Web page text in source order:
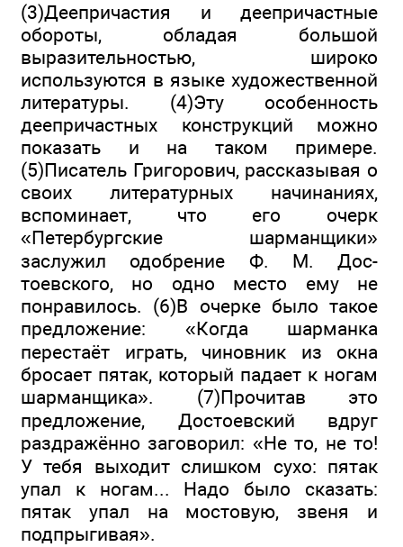
(3)Деепричастия и деепричастные
обороты, обладая большой
выразительностью, широко
используются в языке художественной
литературы. (4)Эту особенность
деепричастных конструкций можно
показать и на таком примере.
(5)Писатель Григорович, рассказывая о
своих литературных начинаниях,
вспоминает, что его очерк
«Петербургские шарманщики»
заслужил одобрение Ф. М. Дос­
тоевского, но одно место ему не
понравилось. (6)В очерке было такое
предложение: «Когда шарманка
перестаёт играть, чиновник из окна
бросает пятак, который падает к ногам
шарманщика». (7)Прочитав это
предложение, Достоевский вдруг
раздражённо заговорил: «Не то, не то!
У тебя выхо­дит слишком сухо: пятак
упал к ногам... Надо было сказать:
пятак упал на мостовую, звеня и
подпрыгивая».